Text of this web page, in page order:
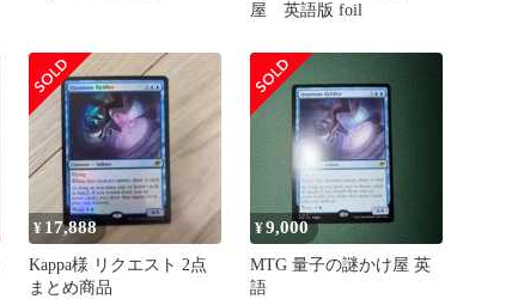
屋 英語版 foil
¥ 17,888
Kappa様 リクエスト 2点
まとめ商品
¥9,000
MTG 量子の謎かけ屋 英
語